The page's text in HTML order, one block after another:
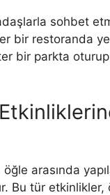
sohbet
bir restoranda
bir parkta
öğle arasında
Bu tür etkinlikler,